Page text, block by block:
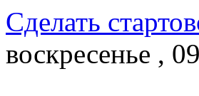
Сделать
воскресенье ,